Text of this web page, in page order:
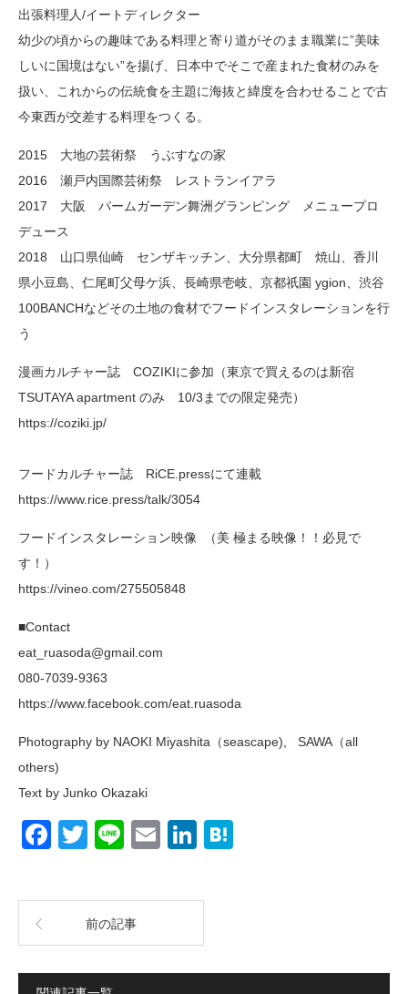
出張料理人/イートディレクター
幼少の頃からの趣味である料理と寄り道がそのまま職業に”美味
しいに国境はない”を揚げ、日本中でそこで産まれた食材のみを
扱い、これからの伝統食を主題に海抜と緯度を合わせることで古
今東西が交差する料理をつくる。
2015 大地の芸術祭 うぶすなの家
2016 瀬戸内国際芸術祭 レストランイアラ
2017 大阪 パームガーデン舞洲グランピング メニュープロ
デュース
2018 山口県仙崎 センザキッチン、大分県都町 焼山、香川
県小豆島、仁尾町父母ケ浜、長崎県壱岐、京都祇園 ygion、渋谷
100BANCHなどその土地の食材でフードインスタレーションを行
う
漫画カルチャー誌 COZIKIに参加（東京で買えるのは新宿
TSUTAYA apartment のみ 10/3までの限定発売）
https://coziki.jp/
フードカルチャー誌 RiCE.pressにて連載
https://www.rice.press/talk/3054
フードインスタレーション映像 （美 極まる映像！！必見で
す！）
https://vineo.com/275505848
■Contact
eat_ruasoda@gmail.com
080-7039-9363
https://www.facebook.com/eat.ruasoda
Photography by NAOKI Miyashita（seascape), SAWA（all
others)
Text by Junko Okazaki
Facebook
Twitter
LineEmailLinkedIn
前の記事